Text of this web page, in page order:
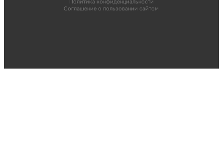
Соглашение о пользовании сайтом